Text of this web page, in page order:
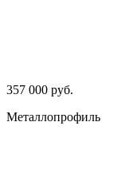
357 000 руб.
Металлопрофиль